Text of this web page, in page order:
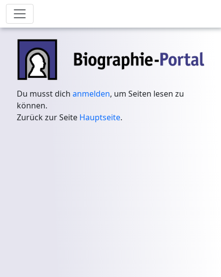
Du musst dichanmelden, um Seiten lesen zu
können.
Zurück zur Seite Hauptseite.